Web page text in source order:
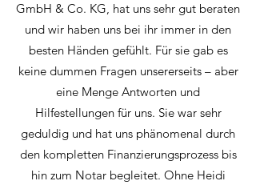
GmbH & Co. KG, hat uns sehr gut beraten
und wir haben uns bei ihr immer in den
besten Händen gefühlt. Für sie gab es
keine dummen Fragen unsererseits – aber
eine Menge Antworten und
Hilfestellungen für uns. Sie war sehr
geduldig und hat uns phänomenal durch
den kompletten Finanzierungsprozess bis
hin zum Notar begleitet. Ohne Heidi